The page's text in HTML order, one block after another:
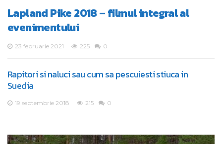
Lapland Pike 2018 – filmul integral al
evenimentului
23 februarie 2021 225 0
Rapitori si naluci sau cum sa pescuiesti stiuca in
Suedia
19 septembrie 2018 215 0